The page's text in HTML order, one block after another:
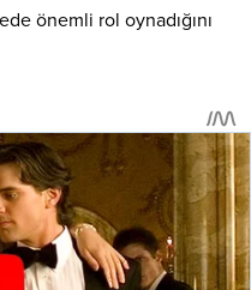
önemli rol oynadığını